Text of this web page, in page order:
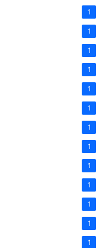
1
1
1
1
1
1
1
1
1
1
1
1
1